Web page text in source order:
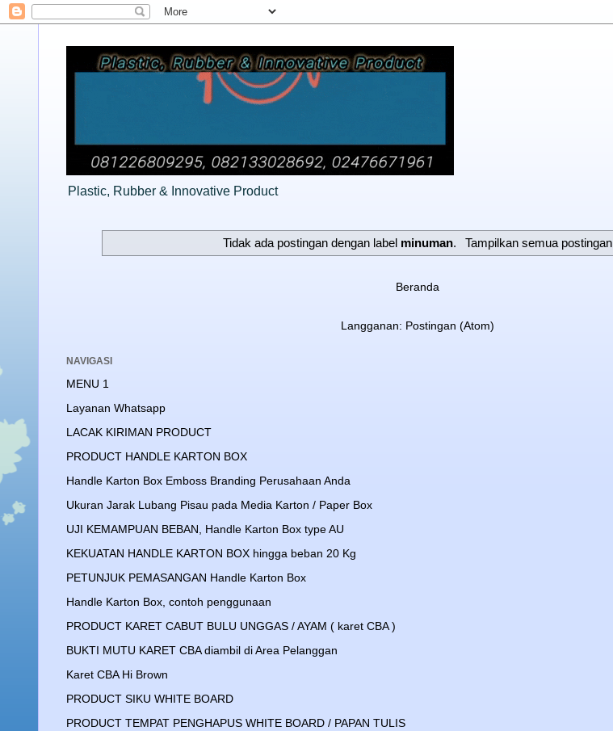
Plastic, Rubber & Innovative Product
Tidak ada postingan dengan label minuman. Tampilkan semua postingan
Beranda
Langganan: Postingan (Atom)
NAVIGASI
MENU 1
Layanan Whatsapp
LACAK KIRIMAN PRODUCT
PRODUCT HANDLE KARTON BOX
Handle Karton Box Emboss Branding Perusahaan Anda
Ukuran Jarak Lubang Pisau pada Media Karton / Paper Box
UJI KEMAMPUAN BEBAN, Handle Karton Box type AU
KEKUATAN HANDLE KARTON BOX hingga beban 20 Kg
PETUNJUK PEMASANGAN Handle Karton Box
Handle Karton Box, contoh penggunaan
PRODUCT KARET CABUT BULU UNGGAS / AYAM ( karet CBA )
BUKTI MUTU KARET CBA diambil di Area Pelanggan
Karet CBA Hi Brown
PRODUCT SIKU WHITE BOARD
PRODUCT TEMPAT PENGHAPUS WHITE BOARD / PAPAN TULIS